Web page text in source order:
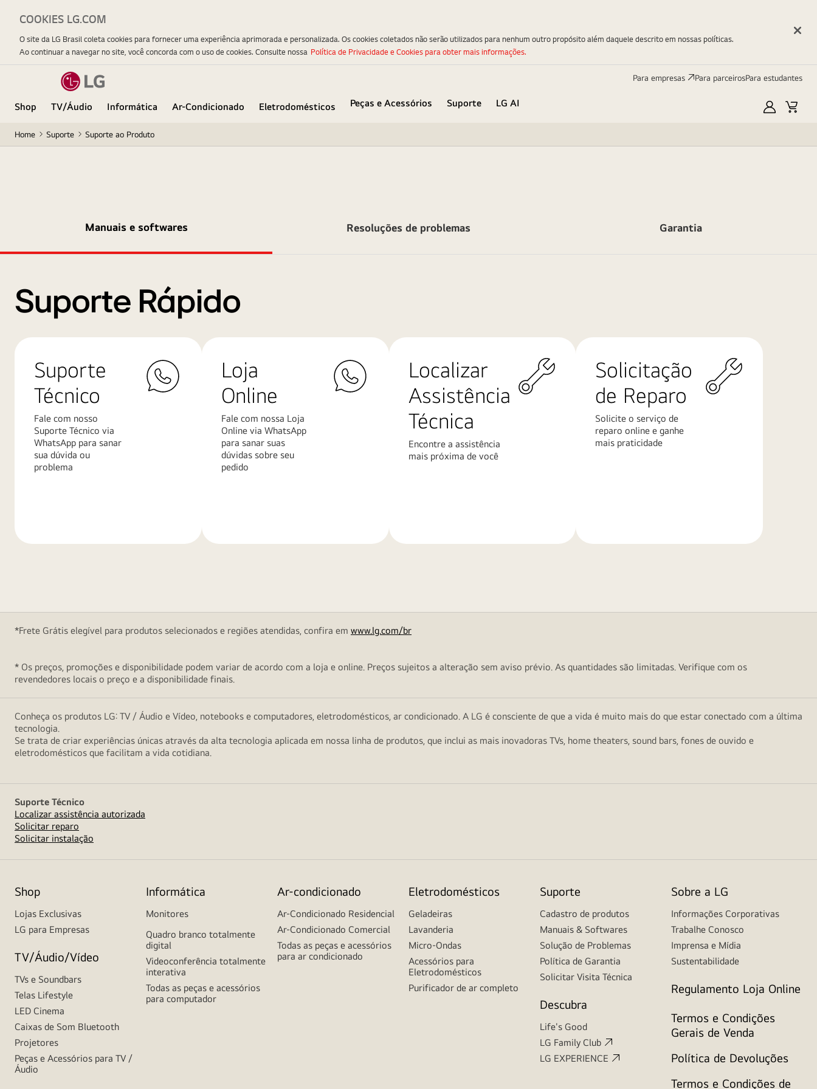
Para empresas Para parceirosPara estudantes
Shop TV/Áudio Informática Ar-Condicionado Eletrodomésticos Peças e Acessórios Suporte
LG AI
Minha
Home Suporte Suporte ao Produto
Manuais e softwares Resoluções de problemas Garantia
Suporte Rápido
Suporte
Técnico
Fale com nosso
Suporte Técnico via
WhatsApp para sanar
sua dúvida ou
problema
Loja
Online
Fale com nossa Loja
Online via WhatsApp
para sanar suas
dúvidas sobre seu
pedido
Localizar
Assistência
Técnica
Encontre a assistência
mais próxima de você
Solicitação
de Reparo
Solicite o serviço de
reparo online e ganhe
mais praticidade
*Frete Grátis elegível para produtos selecionados e regiões atendidas, confira em www.lg.com/br
* Os preços, promoções e disponibilidade podem variar de acordo com a loja e online. Preços sujeitos a alteração sem aviso prévio. As quantidades são limitadas. Verifique com os
revendedores locais o preço e a disponibilidade finais.
Conheça os produtos LG: TV / Áudio e Vídeo, notebooks e computadores, eletrodomésticos, ar condicionado. A LG é consciente de que a vida é muito mais do que estar conectado com a última
tecnologia.
Se trata de criar experiências únicas através da alta tecnologia aplicada em nossa linha de produtos, que inclui as mais inovadoras TVs, home theaters, sound bars, fones de ouvido e
eletrodomésticos que facilitam a vida cotidiana.
Suporte Técnico
Localizar assistência autorizada
Solicitar reparo
Solicitar instalação
Shop
Lojas Exclusivas
LG para Empresas
TV/Áudio/Vídeo
TVs e Soundbars
Telas Lifestyle
LED Cinema
Caixas de Som Bluetooth
Projetores
Peças e Acessórios para TV /
Áudio
Informática
Monitores
Quadro branco totalmente
digital
Videoconferência totalmente
interativa
Todas as peças e acessórios
para computador
Ar-condicionado
Ar-Condicionado Residencial
Ar-Condicionado Comercial
Todas as peças e acessórios
para ar condicionado
Eletrodomésticos
Geladeiras
Lavanderia
Micro-Ondas
Acessórios para
Eletrodomésticos
Purificador de ar completo
Suporte
Cadastro de produtos
Manuais & Softwares
Solução de Problemas
Política de Garantia
Solicitar Visita Técnica
Descubra
Life's Good
LG Family Club
LG EXPERIENCE
Sobre a LG
Informações Corporativas
Trabalhe Conosco
Imprensa e Mídia
Sustentabilidade
Regulamento Loja Online
Termos e Condições
Gerais de Venda
Política de Devoluções
Termos e Condições de
COOKIES LG.COM
O site da LG Brasil coleta cookies para fornecer uma experiência aprimorada e personalizada. Os cookies coletados não serão utilizados para nenhum outro propósito além daquele descrito em nossas políticas.
Ao continuar a navegar no site, você concorda com o uso de cookies. Consulte nossa Política de Privacidade e Cookies para obter mais informações.